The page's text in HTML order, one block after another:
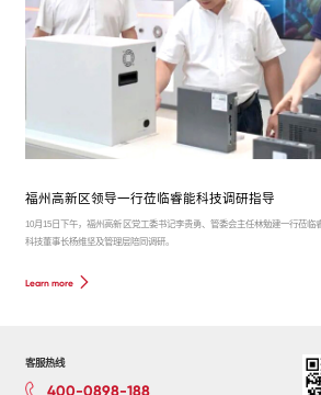
福州高新区领导一行莅临睿能科技调研指导
10月15日下午，福州高新区党工委书记李贵勇、管委会主任林勉建一行莅临
科技董事长杨维坚及管理层陪同调研。
Learn more
客服热线
400-0898-188